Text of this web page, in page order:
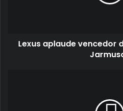
Lexus aplaude vencedor